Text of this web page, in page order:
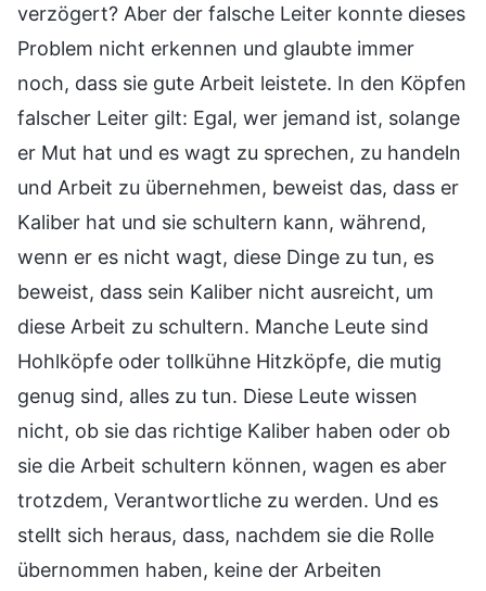
verzögert? Aber der falsche Leiter konnte dieses
Problem nicht erkennen und glaubte immer
noch, dass sie gute Arbeit leistete. In den Köpfen
falscher Leiter gilt: Egal, wer jemand ist, solange
er Mut hat und es wagt zu sprechen, zu handeln
und Arbeit zu übernehmen, beweist das, dass er
Kaliber hat und sie schultern kann, während,
wenn er es nicht wagt, diese Dinge zu tun, es
beweist, dass sein Kaliber nicht ausreicht, um
diese Arbeit zu schultern. Manche Leute sind
Hohlköpfe oder tollkühne Hitzköpfe, die mutig
genug sind, alles zu tun. Diese Leute wissen
nicht, ob sie das richtige Kaliber haben oder ob
sie die Arbeit schultern können, wagen es aber
trotzdem, Verantwortliche zu werden. Und es
stellt sich heraus, dass, nachdem sie die Rolle
übernommen haben, keine der Arbeiten